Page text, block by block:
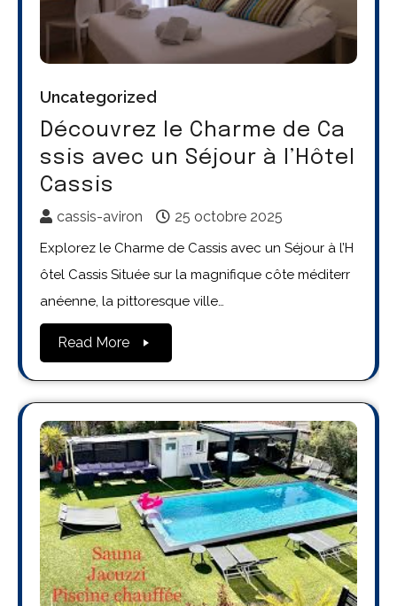
Uncategorized
Découvrez le Charme de Ca
ssis avec un Séjour à l’Hôtel
Cassis
cassis-aviron 25 octobre 2025
Explorez le Charme de Cassis avec un Séjour à l’H
ôtel Cassis Située sur la magnifique côte méditerr
anéenne, la pittoresque ville…
Read More